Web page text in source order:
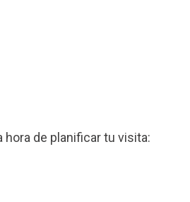
hora de planificar tu visita: